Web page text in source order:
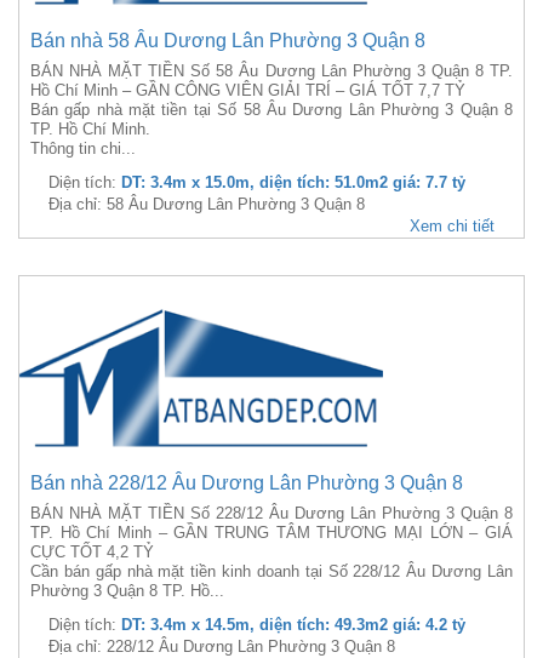
Bán nhà 58 Âu Dương Lân Phường 3 Quận 8
BÁN NHÀ MẶT TIỀN Số 58 Âu Dương Lân Phường 3 Quận 8 TP.
Hồ Chí Minh – GẦN CÔNG VIÊN GIẢI TRÍ – GIÁ TỐT 7,7 TỶ
Bán gấp nhà mặt tiền tại Số 58 Âu Dương Lân Phường 3 Quận 8
TP. Hồ Chí Minh.
Thông tin chi...
Diện tích: DT: 3.4m x 15.0m, diện tích: 51.0m2 giá: 7.7 tỷ
Địa chỉ: 58 Âu Dương Lân Phường 3 Quận 8
Xem chi tiết
Bán nhà 228/12 Âu Dương Lân Phường 3 Quận 8
BÁN NHÀ MẶT TIỀN Số 228/12 Âu Dương Lân Phường 3 Quận 8
TP. Hồ Chí Minh – GẦN TRUNG TÂM THƯƠNG MẠI LỚN – GIÁ
CỰC TỐT 4,2 TỶ
Cần bán gấp nhà mặt tiền kinh doanh tại Số 228/12 Âu Dương Lân
Phường 3 Quận 8 TP. Hồ...
Diện tích: DT: 3.4m x 14.5m, diện tích: 49.3m2 giá: 4.2 tỷ
Địa chỉ: 228/12 Âu Dương Lân Phường 3 Quận 8